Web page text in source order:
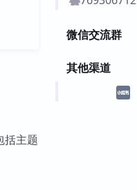
微信交流群
其他渠道
括主题